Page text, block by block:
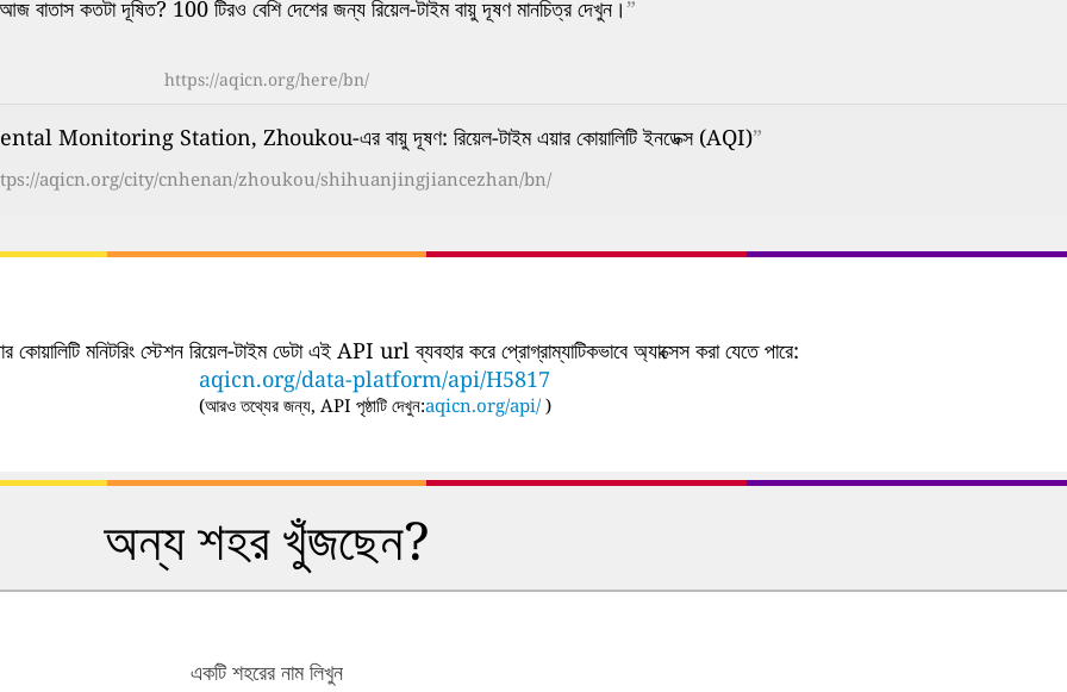
বাতাস কতটা দূষিত? 100 টিরও বেশি দেশের জন্য রিয়েল-টাইম বায়ু দূষণ মানচিত্র দেখুন।”
https://aqicn.org/here/bn/
Monitoring Station, Zhoukou-এর বায়ু দূষণ: রিয়েল-টাইম এয়ার কোয়ালিটি ইনডেক্স (AQI)”
aqicn.org/city/cnhenan/zhoukou/shihuanjingjiancezhan/bn/
কোয়ালিটি মনিটরিং স্টেশন রিয়েল-টাইম ডেটা এই API url ব্যবহার করে প্রোগ্রাম্যাটিকভাবে অ্যাক্সেস করা যেতে পারে:
aqicn.org/data-platform/api/H5817
(আরও তথ্যের জন্য, API পৃষ্ঠাটি দেখুন:aqicn.org/api/ )
অন্য শহর খুঁজছেন?
একটি শহরের নাম লিখুন